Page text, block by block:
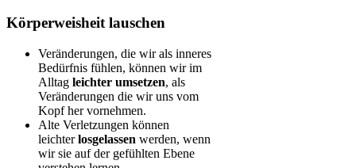
Körperweisheit lauschen
Veränderungen, die wir als inneres
Bedürfnis fühlen, können wir im
Alltag leichter umsetzen, als
Veränderungen die wir uns vom
Kopf her vornehmen.
Alte Verletzungen können
leichterlosgelassen werden, wenn
wir sie auf der gefühlten Ebene